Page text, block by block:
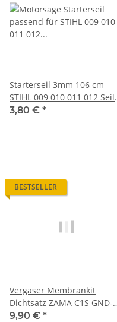
Starterseil 3mm 106 cm
STIHL 009 010 011 012 Seil
Schnur
3,80 € *
BESTSELLER
Vergaser Membrankit
Dichtsatz ZAMA C1S GND-7
GND7 Membransatz
9,90 € *